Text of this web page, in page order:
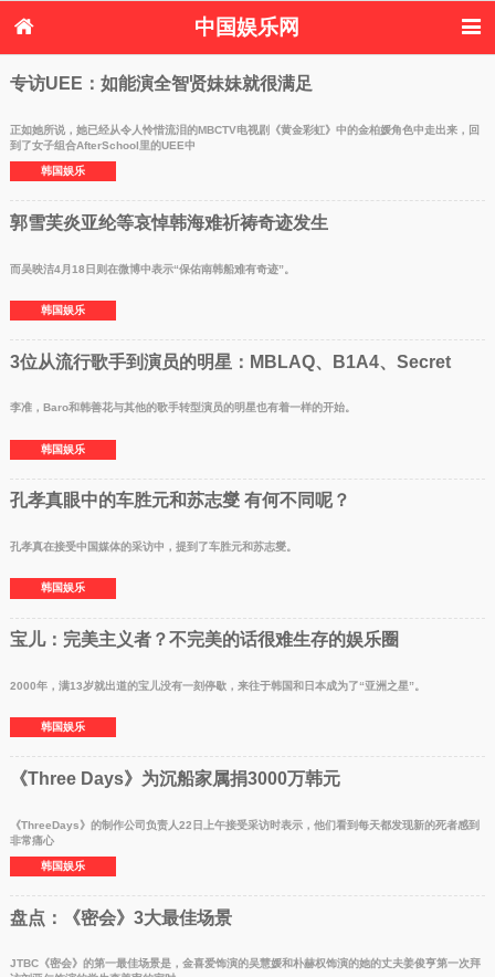
中国娱乐网
首页 新闻 女性
体育花边
音乐新闻 影视新闻
内地明星八卦
港台明星八卦
专访UEE：如能演全智贤妹妹就很满足
正如她所说，她已经从令人怜惜流泪的MBCTV电视剧《黄金彩虹》中的金柏媛角色中走出来，回
到了女子组合AfterSchool里的UEE中
韩国娱乐
郭雪芙炎亚纶等哀悼韩海难祈祷奇迹发生
而吴映洁4月18日则在微博中表示“保佑南韩船难有奇迹”。
韩国娱乐
3位从流行歌手到演员的明星：MBLAQ、B1A4、Secret
李准，Baro和韩善花与其他的歌手转型演员的明星也有着一样的开始。
韩国娱乐
孔孝真眼中的车胜元和苏志燮 有何不同呢？
孔孝真在接受中国媒体的采访中，提到了车胜元和苏志燮。
韩国娱乐
宝儿：完美主义者？不完美的话很难生存的娱乐圈
2000年，满13岁就出道的宝儿没有一刻停歇，来往于韩国和日本成为了“亚洲之星”。
韩国娱乐
《Three Days》为沉船家属捐3000万韩元
《ThreeDays》的制作公司负责人22日上午接受采访时表示，他们看到每天都发现新的死者感到
非常痛心
韩国娱乐
盘点：《密会》3大最佳场景
JTBC《密会》的第一最佳场景是，金喜爱饰演的吴慧媛和朴赫权饰演的她的丈夫姜俊亨第一次拜